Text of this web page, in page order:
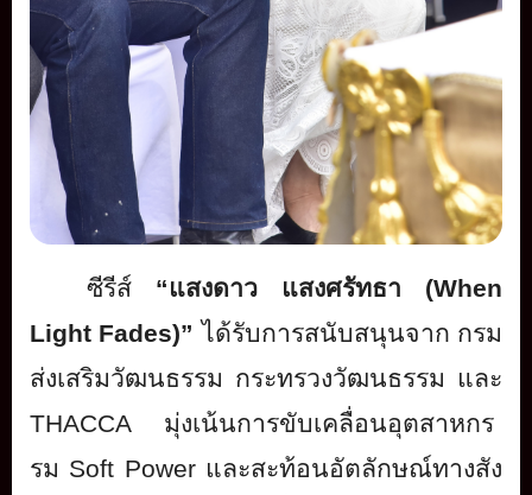
ซีรีส์ “แสงดาว แสงศรัทธา (When
Light Fades)” ได้รับการสนับสนุนจาก กรม
ส่งเสริมวัฒนธรรม กระทรวงวัฒนธรรม และ
THACCA
มุ่งเน้นการขับเคลื่อนอุตสาหกร
รม Soft Power และสะท้อนอัตลักษณ์ทางสัง